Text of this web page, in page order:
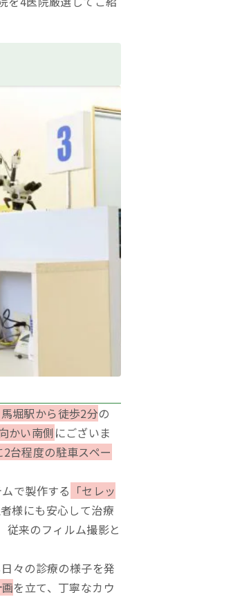
堀駅から徒歩2分の
かい南側 にございま
台程度の駐車スペー
で製作する 「セレッ
様にも安心して治療
従来のフィルム撮影と
々の診療の様子を発
を立て、丁寧なカウ